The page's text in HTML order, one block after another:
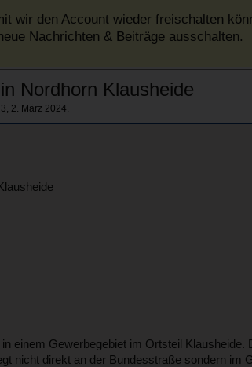
wir den Account wieder freischalten
Nachrichten & Beiträge ausschalten.
Nordhorn Klausheide
2. März 2024
einem Gewerbegebiet im Ortsteil
nicht direkt an der Bundesstraße sondern im